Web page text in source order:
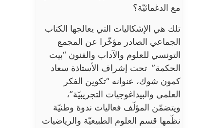
مع الدغمائيّة؟
تلك هي الإشكاليات التي يعالجها الكتاب
الجماعي الصادر مؤخّرا عن المجمع
التونسي للعلوم والآداب والفنون “بيت
الحكمة” تحت إشراف الأستاذة سعاد
كمون شوك، عنوانه “تكوين الفكر
العلمي والبيداغوجيات التجريبيّة”،
ويتضمّن المؤلّف فعاليات ندوة وطنيّة
نظّمها قسم العلوم الطبيعيّة والرياضيات